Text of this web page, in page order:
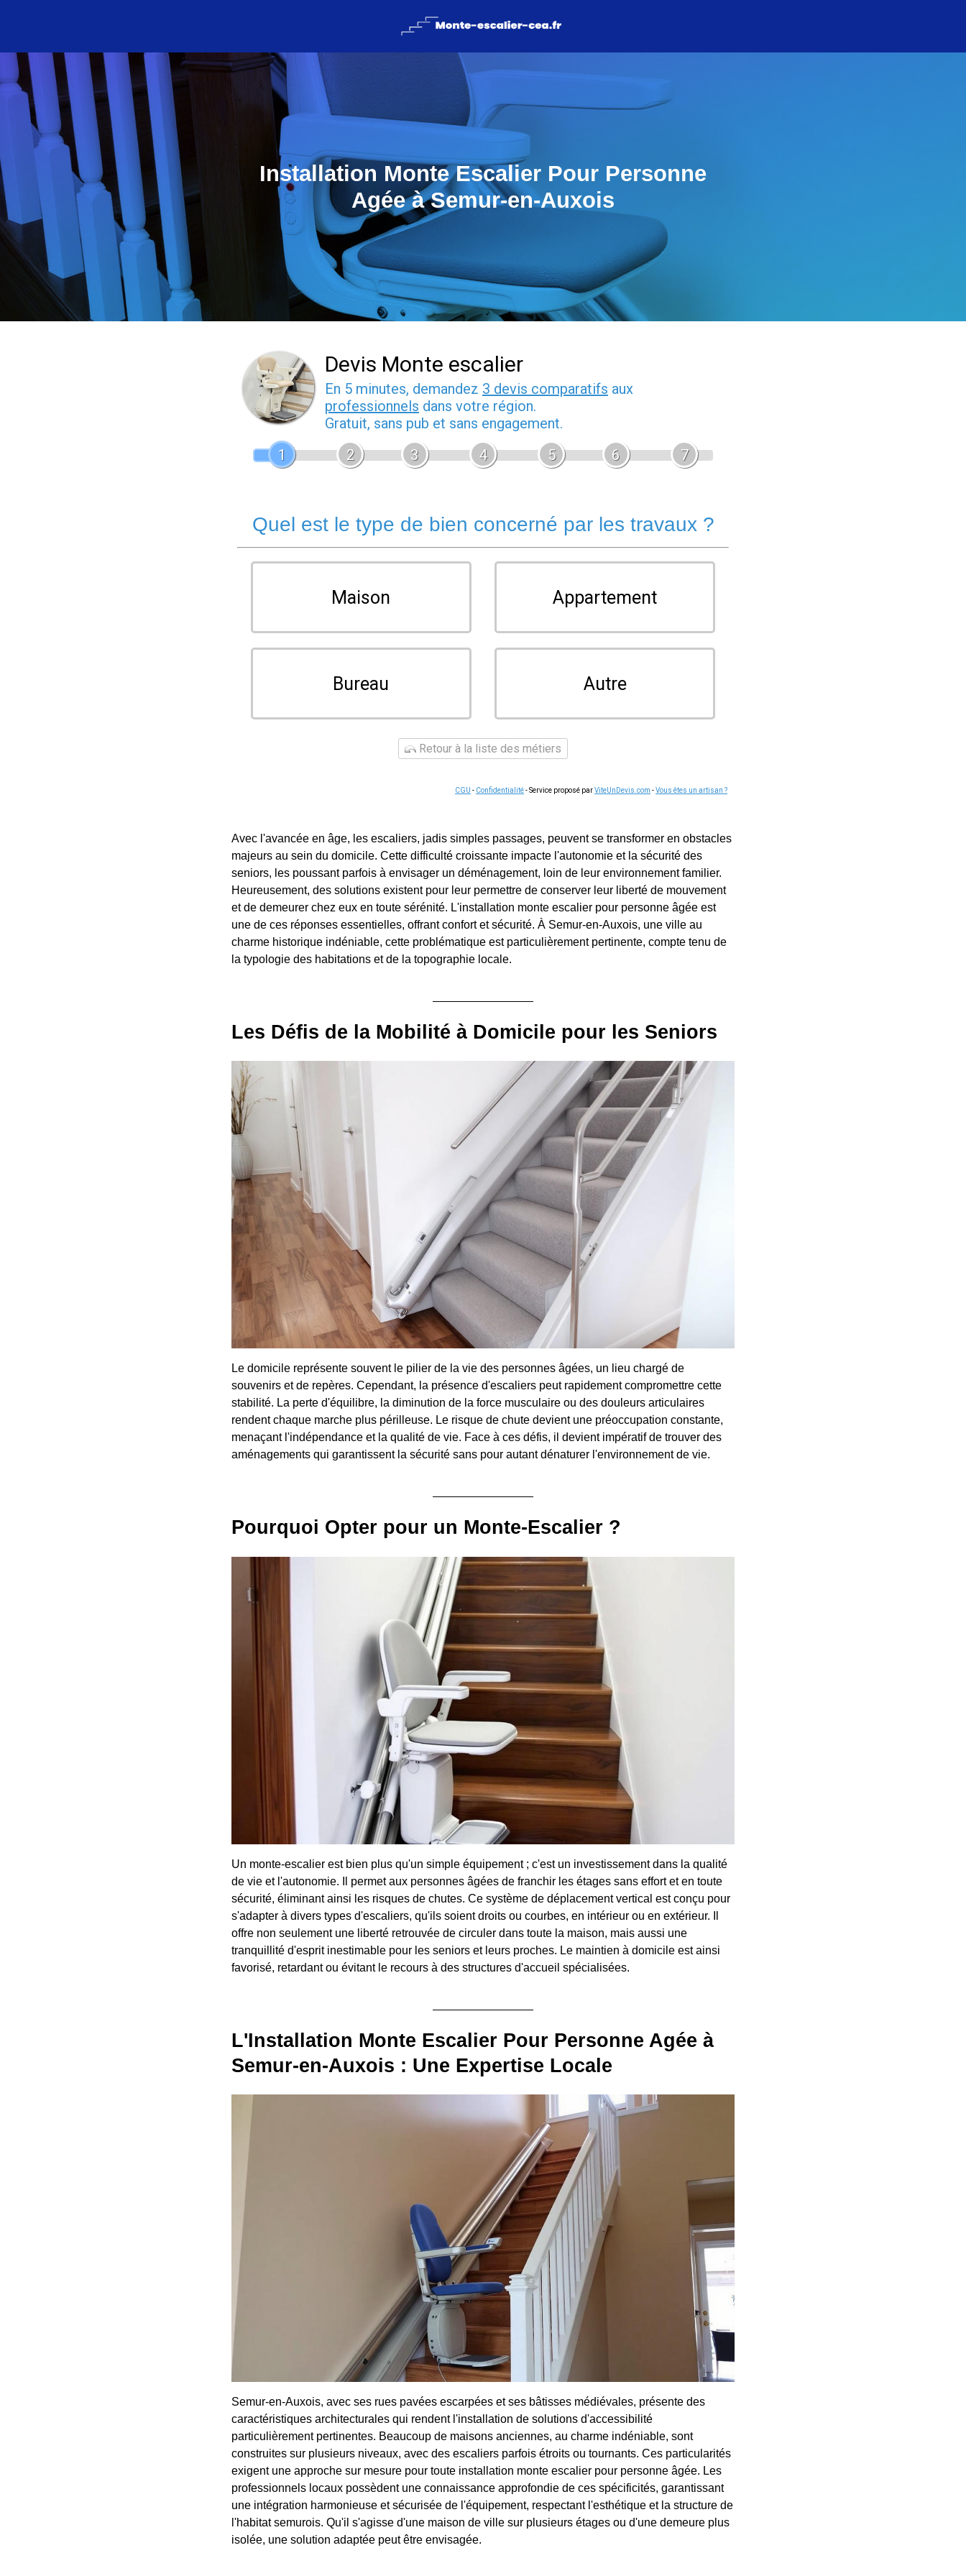
Installation Monte Escalier Pour Personne
Agée à Semur-en-Auxois
Devis Monte escalier
En 5 minutes, demandez 3 devis comparatifs aux
professionnels dans votre région.
Gratuit, sans pub et sans engagement.
1
2 3 4 5 6 7
Quel est le type de bien concerné par les travaux ?
Maison Appartement
Bureau Autre
Retour à la liste des métiers
CGU - Confidentialité- Service proposé parViteUnDevis.com -Vous êtes un artisan ?
Avec l'avancée en âge, les escaliers, jadis simples passages, peuvent se transformer en obstacles
majeurs au sein du domicile. Cette difficulté croissante impacte l'autonomie et la sécurité des
seniors, les poussant parfois à envisager un déménagement, loin de leur environnement familier.
Heureusement, des solutions existent pour leur permettre de conserver leur liberté de mouvement
et de demeurer chez eux en toute sérénité. L'installation monte escalier pour personne âgée est
une de ces réponses essentielles, offrant confort et sécurité. À Semur-en-Auxois, une ville au
charme historique indéniable, cette problématique est particulièrement pertinente, compte tenu de
la typologie des habitations et de la topographie locale.
Les Défis de la Mobilité à Domicile pour les Seniors
Le domicile représente souvent le pilier de la vie des personnes âgées, un lieu chargé de
souvenirs et de repères. Cependant, la présence d'escaliers peut rapidement compromettre cette
stabilité. La perte d'équilibre, la diminution de la force musculaire ou des douleurs articulaires
rendent chaque marche plus périlleuse. Le risque de chute devient une préoccupation constante,
menaçant l'indépendance et la qualité de vie. Face à ces défis, il devient impératif de trouver des
aménagements qui garantissent la sécurité sans pour autant dénaturer l'environnement de vie.
Pourquoi Opter pour un Monte-Escalier ?
Un monte-escalier est bien plus qu'un simple équipement ; c'est un investissement dans la qualité
de vie et l'autonomie. Il permet aux personnes âgées de franchir les étages sans effort et en toute
sécurité, éliminant ainsi les risques de chutes. Ce système de déplacement vertical est conçu pour
s'adapter à divers types d'escaliers, qu'ils soient droits ou courbes, en intérieur ou en extérieur. Il
offre non seulement une liberté retrouvée de circuler dans toute la maison, mais aussi une
tranquillité d'esprit inestimable pour les seniors et leurs proches. Le maintien à domicile est ainsi
favorisé, retardant ou évitant le recours à des structures d'accueil spécialisées.
L'Installation Monte Escalier Pour Personne Agée à
Semur-en-Auxois : Une Expertise Locale
Semur-en-Auxois, avec ses rues pavées escarpées et ses bâtisses médiévales, présente des
caractéristiques architecturales qui rendent l'installation de solutions d'accessibilité
particulièrement pertinentes. Beaucoup de maisons anciennes, au charme indéniable, sont
construites sur plusieurs niveaux, avec des escaliers parfois étroits ou tournants. Ces particularités
exigent une approche sur mesure pour toute installation monte escalier pour personne âgée. Les
professionnels locaux possèdent une connaissance approfondie de ces spécificités, garantissant
une intégration harmonieuse et sécurisée de l'équipement, respectant l'esthétique et la structure de
l'habitat semurois. Qu'il s'agisse d'une maison de ville sur plusieurs étages ou d'une demeure plus
isolée, une solution adaptée peut être envisagée.